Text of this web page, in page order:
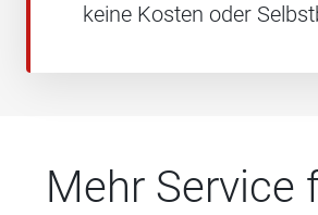
keine Kosten oder
Mehr Service